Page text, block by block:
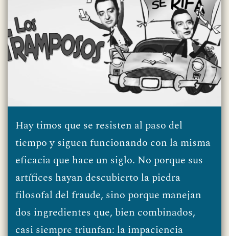
Hay timos que se resisten al paso del
tiempo y siguen funcionando con la misma
eficacia que hace un siglo. No porque sus
artífices hayan descubierto la piedra
filosofal del fraude, sino porque manejan
dos ingredientes que, bien combinados,
casi siempre triunfan: la impaciencia